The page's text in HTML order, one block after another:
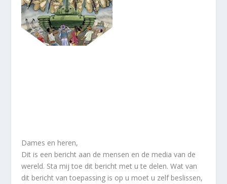
Dames en heren,
Dit is een bericht aan de mensen en de media van de
wereld. Sta mij toe dit bericht met u te delen. Wat van
dit bericht van toepassing is op u moet u zelf beslissen,